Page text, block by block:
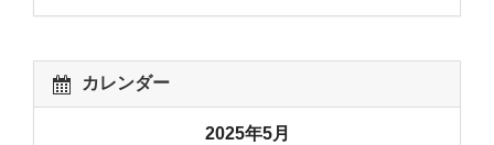
カレンダー
2025年5月